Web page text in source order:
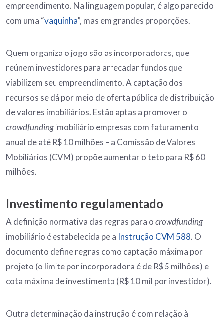
empreendimento. Na linguagem popular, é algo parecido
com uma “vaquinha”, mas em grandes proporções.
Quem organiza o jogo são as incorporadoras, que
reúnem investidores para arrecadar fundos que
viabilizem seu empreendimento. A captação dos
recursos se dá por meio de oferta pública de distribuição
de valores imobiliários. Estão aptas a promover o
crowdfundingimobiliário empresas com faturamento
anual de até R$ 10 milhões – a Comissão de Valores
Mobiliários (CVM) propõe aumentar o teto para R$ 60
milhões.
Investimento regulamentado
A definição normativa das regras para ocrowdfunding
imobiliário é estabelecida pela Instrução CVM 588. O
documento define regras como captação máxima por
projeto (o limite por incorporadora é de R$ 5 milhões) e
cota máxima de investimento (R$ 10 mil por investidor).
Outra determinação da instrução é com relação à